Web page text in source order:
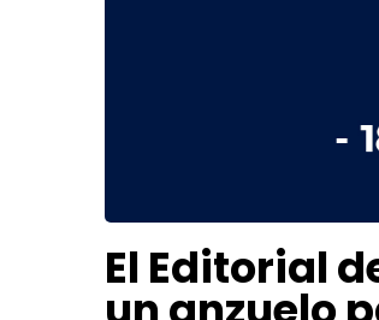
El Editorial